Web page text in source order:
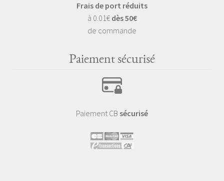
Frais de port réduits
à 0.01€ dès 50€
de commande
Paiement sécurisé
Paiement CB sécurisé